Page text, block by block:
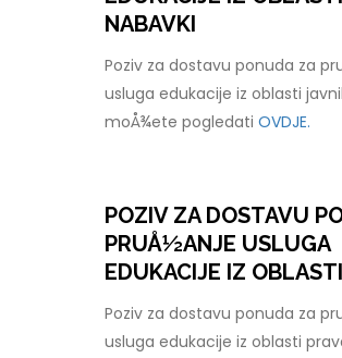
NABAVKI
Poziv za dostavu ponuda za
usluga edukacije iz oblasti
moÅ¾ete pogledatiOVDJE.
POZIV ZA DOSTAVU
PRUÅ½ANJE USLUGA
EDUKACIJE IZ
Poziv za dostavu ponuda za
usluga edukacije iz oblasti